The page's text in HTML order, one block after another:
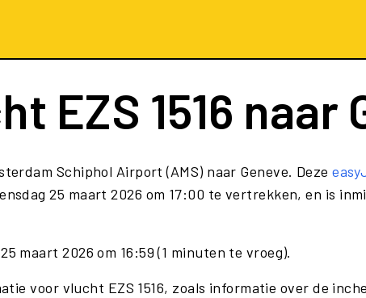
EZS 1516 naar
Schiphol Airport (AMS) naar Geneve. Deze
25 maart 2026 om 17:00 te vertrekken, en is
maart 2026 om 16:59 (1 minuten te vroeg).
voor vlucht EZS 1516, zoals informatie over de